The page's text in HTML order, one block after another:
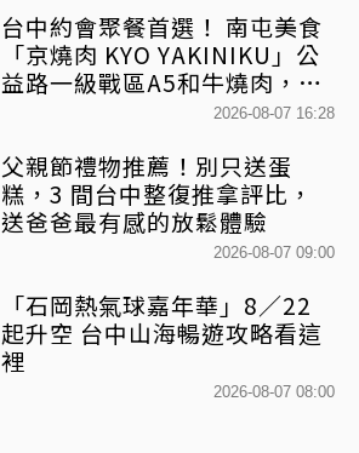
台中約會聚餐首選！ 南屯美食
「京燒肉 KYO YAKINIKU」公
益路一級戰區A5和牛燒肉，京
平雙人套餐全程專人代烤2026-08-07 16:28
父親節禮物推薦！別只送蛋
糕，3 間台中整復推拿評比，
送爸爸最有感的放鬆體驗
2026-08-07 09:00
「石岡熱氣球嘉年華」8／22
起升空 台中山海暢遊攻略看這
裡
2026-08-07 08:00